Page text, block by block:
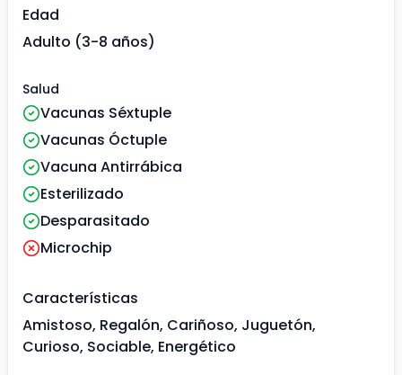
Edad
Adulto (3-8 años)
Salud
Vacunas Séxtuple
Vacunas Óctuple
Vacuna Antirrábica
Esterilizado
Desparasitado
Microchip
Características
Amistoso, Regalón, Cariñoso, Juguetón,
Curioso, Sociable, Energético